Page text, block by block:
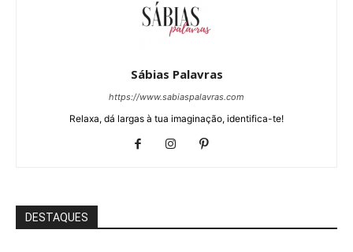
Sábias Palavras
https://www.sabiaspalavras.com
Relaxa, dá largas à tua imaginação, identifica-te!
DESTAQUES